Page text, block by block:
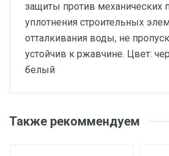
защиты против механических
уплотнения строительных
отталкивания воды, не
устойчив к ржавчине. Цвет:
белый
Также рекоммендуем